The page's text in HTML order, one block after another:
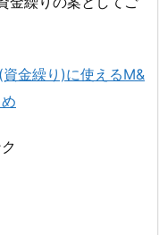
金繰り)に使えるM&